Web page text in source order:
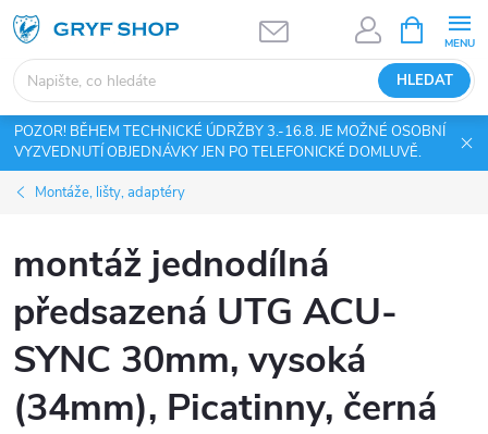
Přejít
na
obsah
HLEDAT
NÁKUPNÍ
KOŠÍK
POZOR! BĚHEM TECHNICKÉ ÚDRŽBY 3.-16.8. JE MOŽNÉ OSOBNÍ
VYZVEDNUTÍ OBJEDNÁVKY JEN PO TELEFONICKÉ DOMLUVĚ.
Montáže, lišty, adaptéry
montáž jednodílná
předsazená UTG ACU-
SYNC 30mm, vysoká
(34mm), Picatinny, černá